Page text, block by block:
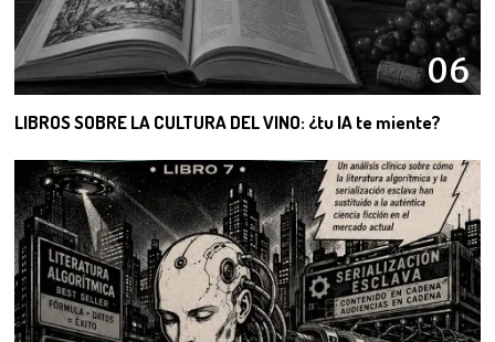
06
LIBROS SOBRE LA CULTURA DEL VINO: ¿tu IA te miente?